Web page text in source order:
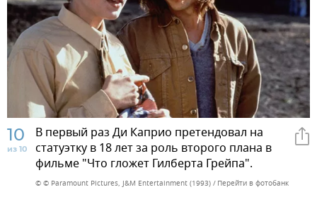
10
из 10
В первый раз Ди Каприо претендовал на
статуэтку в 18 лет за роль второго плана в
фильме "Что гложет Гилберта Грейпа".
© © Paramount Pictures, J&M Entertainment (1993) Перейти в фотобанк